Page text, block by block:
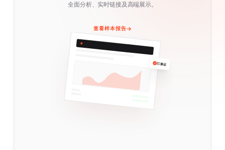
全面分析、实时链接及高端展示。
查看样本报告
已验证